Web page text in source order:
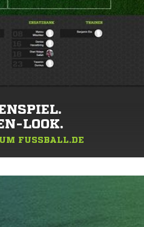
LOOK.
FUSSBALL.DE